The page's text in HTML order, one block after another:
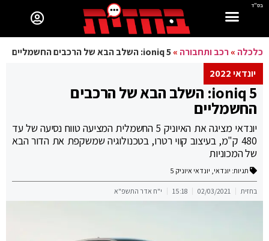
בס"ד
כלכלה »רכב ותחבורה »ioniq 5: השלב הבא של הרכבים החשמליים
יונדאי 2022
ioniq 5: השלב הבא של הרכבים
החשמליים
יונדאי מציגה את האיוניק 5 החשמלית המציעה טווח נסיעה של עד
480 ק"מ, בעיצוב קווי רטרו, בטכנולוגיה שמשקפת את הדור הבא
של המכוניות
תגיות: יונדאי, יונדאי איוניק 5
בחזית 02/03/2021
15:18 י"ח אדר התשפ"א